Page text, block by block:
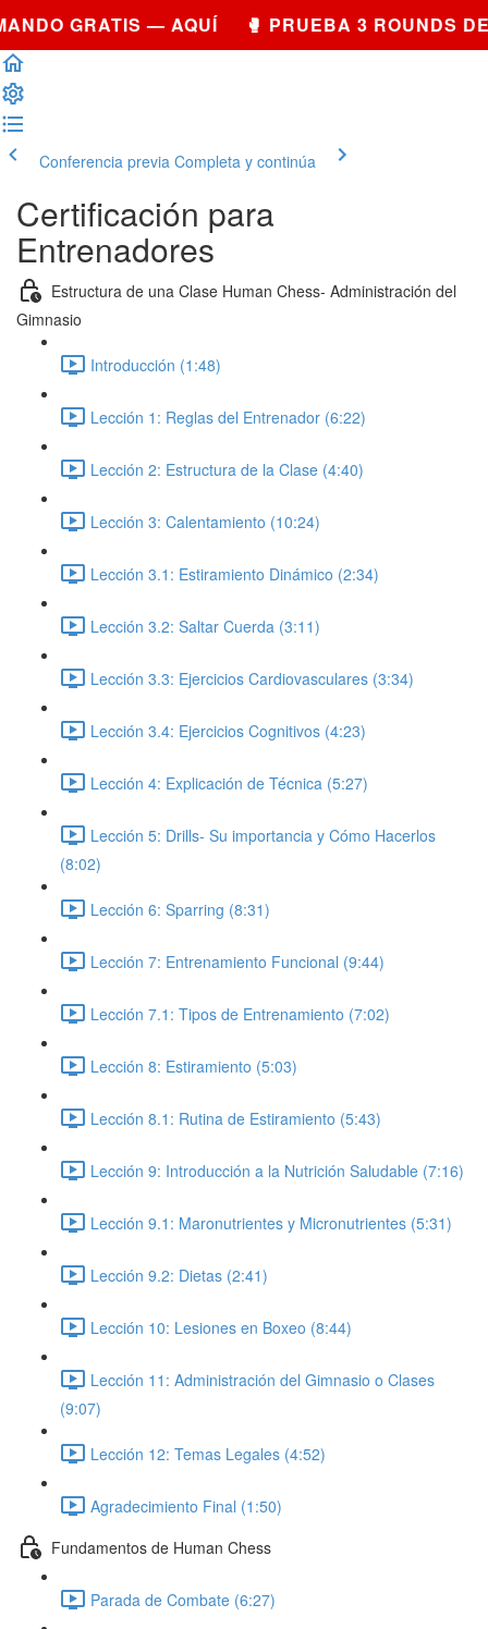
GRATIS — AQUÍ 🥊 PRUEBA 3 ROUNDS
Conferencia previa Completa y continúa
Certificación para
Entrenadores
Estructura de una Clase Human Chess- Administración del
Gimnasio
Introducción (1:48)
Lección 1: Reglas del Entrenador (6:22)
Lección 2: Estructura de la Clase (4:40)
Lección 3: Calentamiento (10:24)
Lección 3.1: Estiramiento Dinámico (2:34)
Lección 3.2: Saltar Cuerda (3:11)
Lección 3.3: Ejercicios Cardiovasculares (3:34)
Lección 3.4: Ejercicios Cognitivos (4:23)
Lección 4: Explicación de Técnica (5:27)
Lección 5: Drills- Su importancia y Cómo Hacerlos
(8:02)
Lección 6: Sparring (8:31)
Lección 7: Entrenamiento Funcional (9:44)
Lección 7.1: Tipos de Entrenamiento (7:02)
Lección 8: Estiramiento (5:03)
Lección 8.1: Rutina de Estiramiento (5:43)
Lección 9: Introducción a la Nutrición Saludable (7:16)
Lección 9.1: Maronutrientes y Micronutrientes (5:31)
Lección 9.2: Dietas (2:41)
Lección 10: Lesiones en Boxeo (8:44)
Lección 11: Administración del Gimnasio o Clases
(9:07)
Lección 12: Temas Legales (4:52)
Agradecimiento Final (1:50)
Fundamentos de Human Chess
Parada de Combate (6:27)